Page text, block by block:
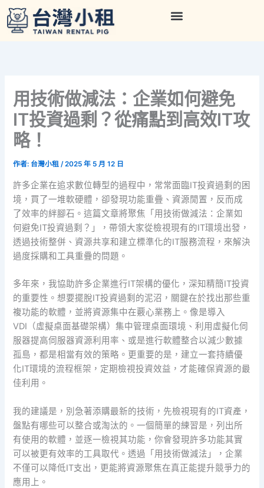
用技術做減法：企業如何避免
IT投資過剩？從痛點到高效IT攻
略！
作者: 台灣小租/2025 年 5 月 12 日
許多企業在追求數位轉型的過程中，常常面臨IT投資過剩的困
境，買了一堆軟硬體，卻發現功能重疊、資源閒置，反而成
了效率的絆腳石。這篇文章將聚焦「用技術做減法：企業如
何避免IT投資過剩？」，帶領大家從檢視現有的IT環境出發，
透過技術整併、資源共享和建立標準化的IT服務流程，來解決
過度採購和工具重疊的問題。
多年來，我協助許多企業進行IT架構的優化，深知精簡IT投資
的重要性。想要擺脫IT投資過剩的泥沼，關鍵在於找出那些重
複功能的軟體，並將資源集中在覈心業務上。像是導入
VDI（虛擬桌面基礎架構）集中管理桌面環境、利用虛擬化伺
服器提高伺服器資源利用率、或是進行軟體整合以減少數據
孤島，都是相當有效的策略。更重要的是，建立一套持續優
化IT環境的流程框架，定期檢視投資效益，才能確保資源的最
佳利用。
我的建議是，別急著添購最新的技術，先檢視現有的IT資產，
盤點有哪些可以整合或淘汰的。一個簡單的練習是，列出所
有使用的軟體，並逐一檢視其功能，你會發現許多功能其實
可以被更有效率的工具取代。透過「用技術做減法」，企業
不僅可以降低IT支出，更能將資源聚焦在真正能提升競爭力的
應用上。